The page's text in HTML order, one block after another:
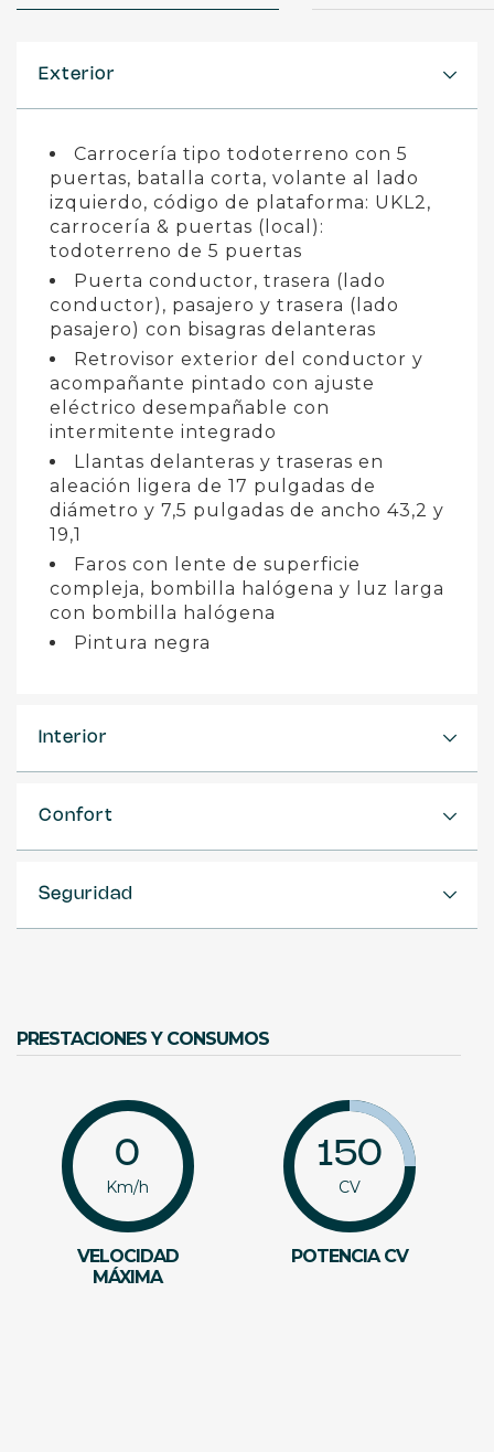
Exterior
Carrocería tipo todoterreno con 5
puertas, batalla corta, volante al lado
izquierdo, código de plataforma: UKL2,
carrocería & puertas (local):
todoterreno de 5 puertas
Puerta conductor, trasera (lado
conductor), pasajero y trasera (lado
pasajero) con bisagras delanteras
Retrovisor exterior del conductor y
acompañante pintado con ajuste
eléctrico desempañable con
intermitente integrado
Llantas delanteras y traseras en
aleación ligera de 17 pulgadas de
diámetro y 7,5 pulgadas de ancho 43,2 y
19,1
Faros con lente de superficie
compleja, bombilla halógena y luz larga
con bombilla halógena
Pintura negra
Interior
Confort
Seguridad
PRESTACIONES Y CONSUMOS
0
Km/h
VELOCIDAD
MÁXIMA
150
CV
POTENCIA CV